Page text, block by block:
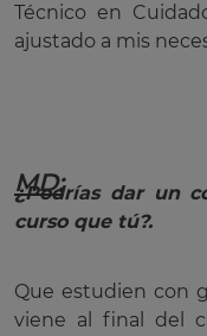
Técnico en
ajustado a mis
MD:
¿Podrías dar un
curso que tú?.
Que estudien con
viene al final del